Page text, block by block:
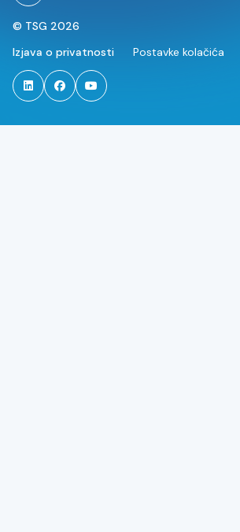
© TSG 2026
Izjava o privatnosti
Postavke kolačića
TSG Croatia na LinkedIN-u
TSG Croatia na Facebooku
TSG Croatia na YouTube-u